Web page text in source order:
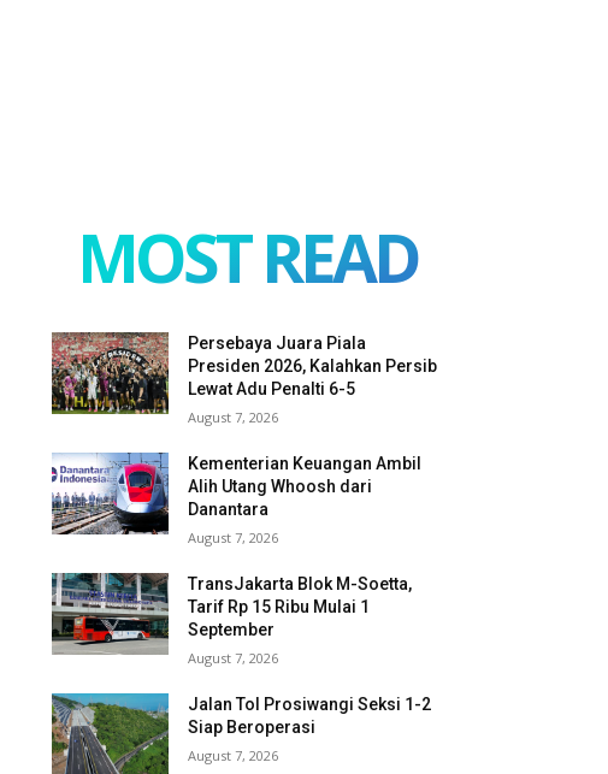
MOST READ
Persebaya Juara Piala
Presiden 2026, Kalahkan Persib
Lewat Adu Penalti 6-5
August 7, 2026
Kementerian Keuangan Ambil
Alih Utang Whoosh dari
Danantara
August 7, 2026
TransJakarta Blok M-Soetta,
Tarif Rp 15 Ribu Mulai 1
September
August 7, 2026
Jalan Tol Prosiwangi Seksi 1-2
Siap Beroperasi
August 7, 2026